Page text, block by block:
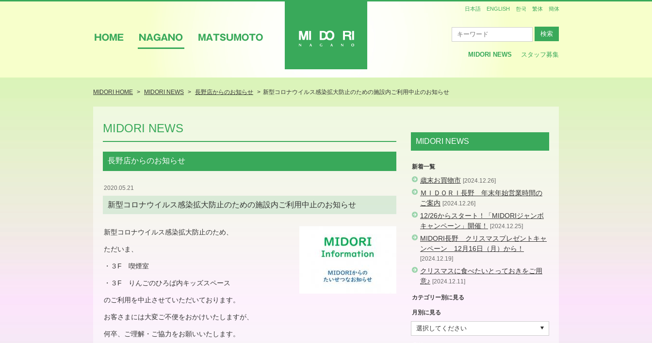
MIDORI NEWS
スタッフ募集
日本語 ENGLISH 한국 繁体 簡体
MIDORI HOME MIDORI NEWS 長野店からのお知らせ 新型コロナウイルス感染拡大防止のための施設内ご利用中止のお知らせ
MIDORI NEWS
長野店からのお知らせ
2020.05.21
新型コロナウイルス感染拡大防止のための施設内ご利用中止のお知らせ
新型コロナウイルス感染拡大防止のため、
ただいま、
・３F 喫煙室
・３F りんごのひろば内キッズスペース
のご利用を中止させていただいております。
お客さまには大変ご不便をおかけいたしますが、
何卒、ご理解・ご協力をお願いいたします。
MIDORI NEWS
新着一覧
歳末お買物市 2024.12.26
ＭＩＤＯＲＩ長野 年末年始営業時間の
ご案内 2024.12.26
12/26からスタート！「MIDORIジャンボ
キャンペーン」開催！
2024.12.25
MIDORI長野 クリスマスプレゼントキャ
ンペーン 12月16日（月）から！
2024.12.19
クリスマスに食べたいとっておきをご用
意♪ 2024.12.11
カテゴリー別に見る
月別に見る